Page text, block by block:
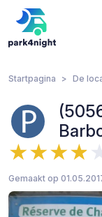
Startpagina De
Gemaakt op